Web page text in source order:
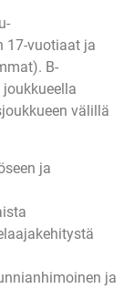
17-vuotiaat ja
B-
välillä
ja
ja